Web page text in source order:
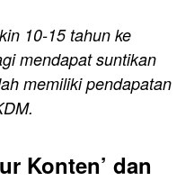
10-15 tahun ke
mendapat suntikan
memiliki pendapatan
Konten’ dan